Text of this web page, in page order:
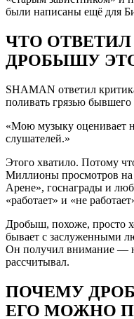
были написаны ещё для
ЧТО ОТВЕТИЛ
ДРОБЫШУ
SHAMAN ответил
поливать грязью бывшего
«Мою музыку оценивает
слушателей.»
Этого хватило. Потому
Миллионы просмотров на
Арене», госнаграды и
«работает» и «не
Дробыш, похоже, просто
бывает с заслуженными
Он получил внимание —
рассчитывал.
ПОЧЕМУ
ЕГО МОЖНО